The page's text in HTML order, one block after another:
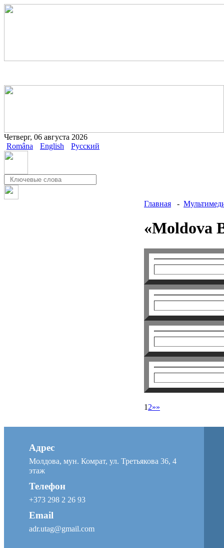
Четверг, 06 августа 2026
Româna
English Русский
Главная -
«Moldova
1 2»»
Адрес
Молдова, мун. Комрат, ул. Третьякова 36, 4
этаж
Телефон
+373 298 2 26 93
Email
adr.utag@gmail.com